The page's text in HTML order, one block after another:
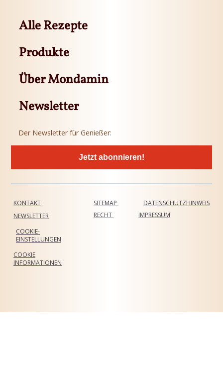
Alle Rezepte
Produkte
Über Mondamin
Newsletter
Der Newsletter für Genießer:
Jetzt abonnieren!
KONTAKT
SITEMAP
NEWSLETTER
DATENSCHUTZHINWEIS
COOKIE-
EINSTELLUNGEN
RECHT
COOKIE
INFORMATIONEN
IMPRESSUM